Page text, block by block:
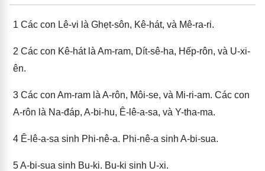
1 Các con Lê-vi là Ghẹt-sôn, Kê-hát, và Mê-ra-ri.
2 Các con Kê-hát là Am-ram, Dít-sê-ha, Hếp-rôn, và U-xi-
ên.
3 Các con Am-ram là A-rôn, Môi-se, và Mi-ri-am. Các con
A-rôn là Na-đáp, A-bi-hu, Ê-lê-a-sa, và Y-tha-ma.
4 Ê-lê-a-sa sinh Phi-nê-a. Phi-nê-a sinh A-bi-sua.
5A-bi-sua sinh Bu-ki. Bu-ki sinh U-xi.